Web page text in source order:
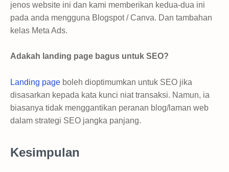
jenos website ini dan kami memberikan kedua-dua ini
pada anda mengguna Blogspot / Canva. Dan tambahan
kelas Meta Ads.
Adakah landing page bagus untuk SEO?
Landing page boleh dioptimumkan untuk SEO jika
disasarkan kepada kata kunci niat transaksi. Namun, ia
biasanya tidak menggantikan peranan blog/laman web
dalam strategi SEO jangka panjang.
Kesimpulan